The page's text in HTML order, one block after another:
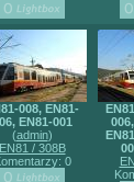
008, EN81-
EN81-001
(admin)
EN81 / 308B
0